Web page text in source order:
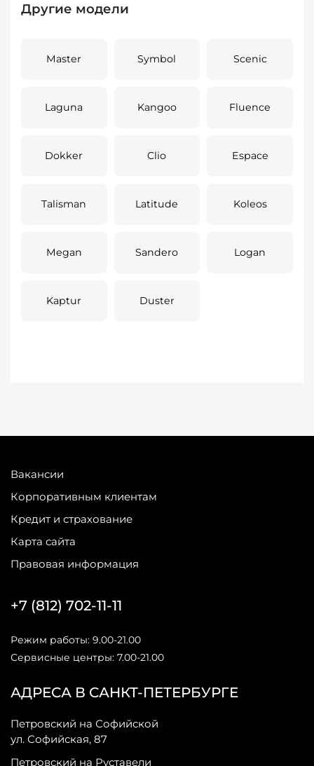
Другие модели
Master Symbol Scenic
Laguna Kangoo Fluence
Dokker Clio Espace
Talisman Latitude Koleos
Megan Sandero Logan
Kaptur Duster
Вакансии
Корпоративным клиентам
Кредит и страхование
Карта сайта
Правовая информация
АДРЕСА В САНКТ-ПЕТЕРБУРГЕ
Петровский на Софийской
ул. Софийская, 87
Петровский на Руставели
+7 (812) 702-11-11
Режим работы: 9.00-21.00
Сервисные центры: 7.00-21.00